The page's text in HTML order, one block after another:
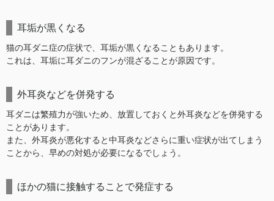
耳垢が黒くなる
猫の耳ダニ症の症状で、耳垢が黒くなることもあります。
これは、耳垢に耳ダニのフンが混ざることが原因です。
外耳炎などを併発する
耳ダニは繁殖力が強いため、放置しておくと外耳炎などを併発する
ことがあります。
また、外耳炎が悪化すると中耳炎などさらに重い症状が出てしまう
ことから、早めの対処が必要になるでしょう。
ほかの猫に接触することで発症する